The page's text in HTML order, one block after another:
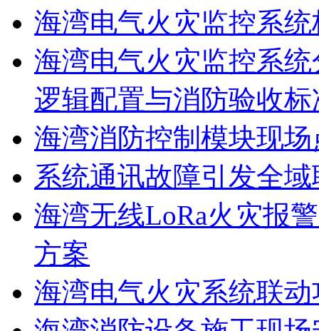
海湾电气火灾监控系
海湾电气火灾监控系
逻辑配置与消防验收标
海湾消防控制模块现
系统通讯故障引发全
海湾无线LoRa火灾报
方案
海湾电气火灾系统联